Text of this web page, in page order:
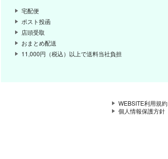
宅配便
ポスト投函
店頭受取
おまとめ配送
11,000円（税込）以上で送料当社負担
WEBSITE利用規約
個人情報保護方針